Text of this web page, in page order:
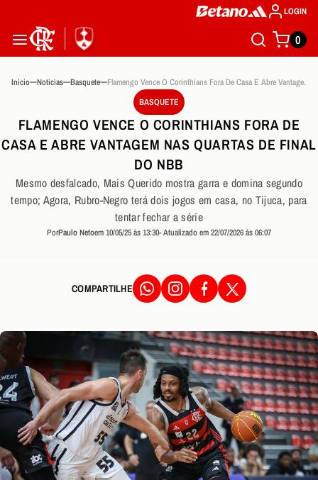
LOGIN
0
Inicio Noticias Basquete
Flamengo Vence O Corinthians Fora De Casa E Abre Vantagem Nas Quartas De Final Do Nbb
BASQUETE
FLAMENGO VENCE O CORINTHIANS FORA DE
CASA E ABRE VANTAGEM NAS QUARTAS DE FINAL
DO NBB
Mesmo desfalcado, Mais Querido mostra garra e domina segundo
tempo; Agora, Rubro-Negro terá dois jogos em casa, no Tijuca, para
tentar fechar a série
PorPaulo Netoem 10/05/25 às 13:30- Atualizado em 22/07/2026 às 06:07
COMPARTILHE